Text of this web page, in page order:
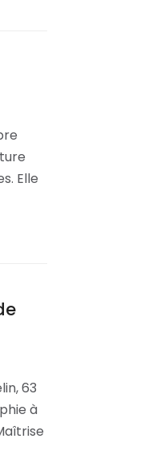
Elle
63
à